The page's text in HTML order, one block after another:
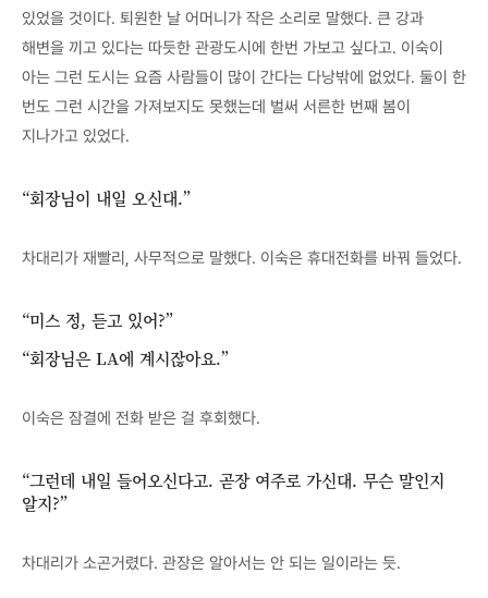
있었을 것이다. 퇴원한 날 어머니가 작은 소리로 말했다. 큰 강과
해변을 끼고 있다는 따듯한 관광도시에 한번 가보고 싶다고. 이숙이
아는 그런 도시는 요즘 사람들이 많이 간다는 다낭밖에 없었다. 둘이 한
번도 그런 시간을 가져보지도 못했는데 벌써 서른한 번째 봄이
지나가고 있었다.
“회장님이 내일 오신대.”
차대리가 재빨리, 사무적으로 말했다. 이숙은 휴대전화를 바꿔 들었다.
“미스 정, 듣고 있어?”
“회장님은 LA에 계시잖아요.”
이숙은 잠결에 전화 받은 걸 후회했다.
“그런데 내일 들어오신다고. 곧장 여주로 가신대. 무슨 말인지
알지?”
차대리가 소곤거렸다. 관장은 알아서는 안 되는 일이라는 듯.